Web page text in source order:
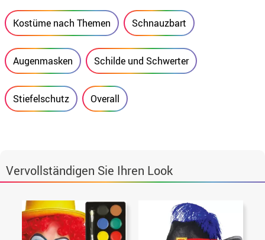
Kostüme nach Themen Schnauzbart
Augenmasken Schilde und Schwerter
Stiefelschutz Overall
Vervollständigen Sie Ihren Look